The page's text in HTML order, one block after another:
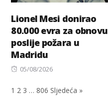
Lionel Mesi donirao
80.000 evra za obnovu
poslije požara u
Madridu
Posted
05/08/2026
1 2 3 … 806 Sljedeća »